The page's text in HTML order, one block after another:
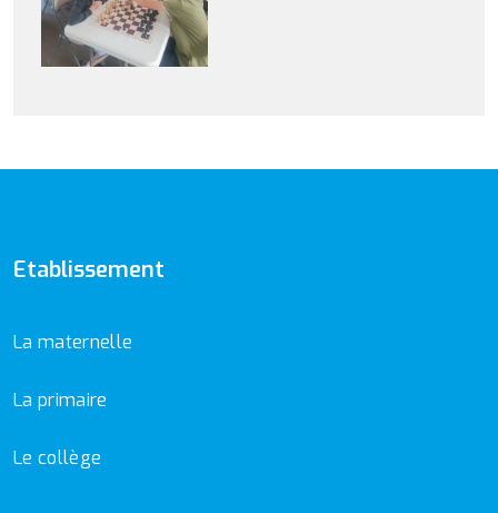
Etablissement
La maternelle
La primaire
Le collège